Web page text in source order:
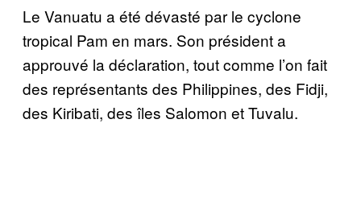
Le Vanuatu a été dévasté par le cyclone
tropical Pam en mars. Son président a
approuvé la déclaration, tout comme l’on fait
des représentants des Philippines, des Fidji,
des Kiribati, des îles Salomon et Tuvalu.